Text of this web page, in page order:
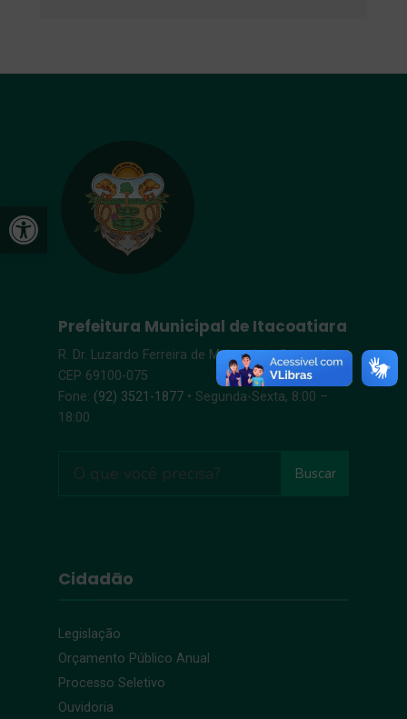
Open toolbar
Prefeitura Municipal de Itacoatiara
R. Dr. Luzardo Ferreira de Melo, s/n – Centro |
CEP 69100-075
Fone: (92) 3521-1877 • Segunda-Sexta, 8:00 –
18:00
Buscar
Cidadão
Legislação
Orçamento Público Anual
Processo Seletivo
Ouvidoria